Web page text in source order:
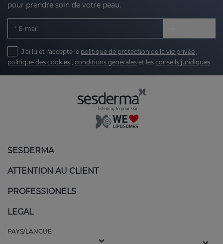
pour prendre soin de votre peau.
E-mail
J'ai lu et j'accepte le politique de protection de la vie privée ,
politique des cookies , conditions générales et les conseils juridiques
SESDERMA
ATTENTION AU CLIENT
PROFESSIONELS
LEGAL
PAYS/LANGUE